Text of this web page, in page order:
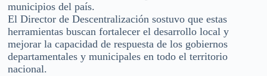
municipios del país.
El Director de Descentralización sostuvo que estas
herramientas buscan fortalecer el desarrollo local y
mejorar la capacidad de respuesta de los gobiernos
departamentales y municipales en todo el territorio
nacional.